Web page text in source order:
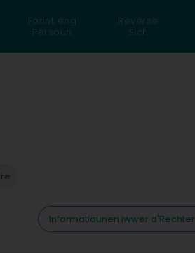
Fannt eng
Persoun
Reverse
Sich
Informatiounen iwwer d'Rechter